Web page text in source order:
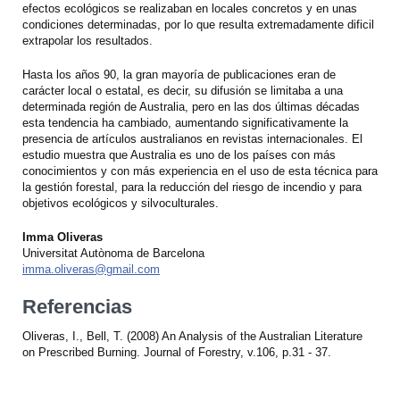
efectos ecológicos se realizaban en locales concretos y en unas
condiciones determinadas, por lo que resulta extremadamente dificil
extrapolar los resultados.
Hasta los años 90, la gran mayoría de publicaciones eran de
carácter local o estatal, es decir, su difusión se limitaba a una
determinada región de Australia, pero en las dos últimas décadas
esta tendencia ha cambiado, aumentando significativamente la
presencia de artículos australianos en revistas internacionales. El
estudio muestra que Australia es uno de los países con más
conocimientos y con más experiencia en el uso de esta técnica para
la gestión forestal, para la reducción del riesgo de incendio y para
objetivos ecológicos y silvoculturales.
Imma Oliveras
Universitat Autònoma de Barcelona
imma.oliveras@gmail.com
Referencias
Oliveras, I., Bell, T. (2008) An Analysis of the Australian Literature
on Prescribed Burning. Journal of Forestry, v.106, p.31 - 37.